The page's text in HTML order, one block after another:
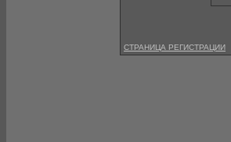
СТРАНИЦА РЕГИСТРАЦИИ